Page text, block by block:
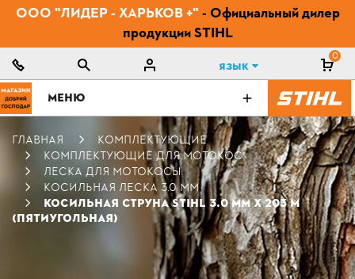
ООО "ЛИДЕР - ХАРЬКОВ +" - Официальный дилер
продукции STIHL
Язык
0
МЕНЮ
ГЛАВНАЯ
КОМПЛЕКТУЮЩИЕ
КОМПЛЕКТУЮЩИЕ ДЛЯ МОТОКОС
ЛЕСКА ДЛЯ МОТОКОСЫ
КОСИЛЬНАЯ ЛЕСКА 3.0 ММ
КОСИЛЬНАЯ СТРУНА STIHL 3.0 ММ Х 203 М
(ПЯТИУГОЛЬНАЯ)